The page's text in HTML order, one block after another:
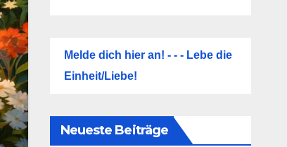
Melde dich hier an! - - - Lebe die
Einheit/Liebe!
Neueste Beiträge